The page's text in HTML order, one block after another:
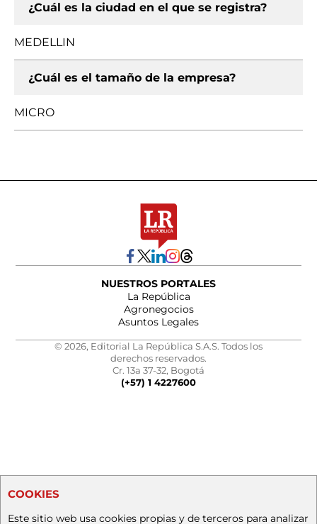
¿Cuál es la ciudad en el que se registra?
MEDELLIN
¿Cuál es el tamaño de la empresa?
MICRO
NUESTROS PORTALES
La República
Agronegocios
Asuntos Legales
© 2026, Editorial La República S.A.S. Todos los
derechos reservados.
Cr. 13a 37-32, Bogotá
(+57) 1 4227600
COOKIES
Este sitio web usa cookies propias y de terceros para analizar